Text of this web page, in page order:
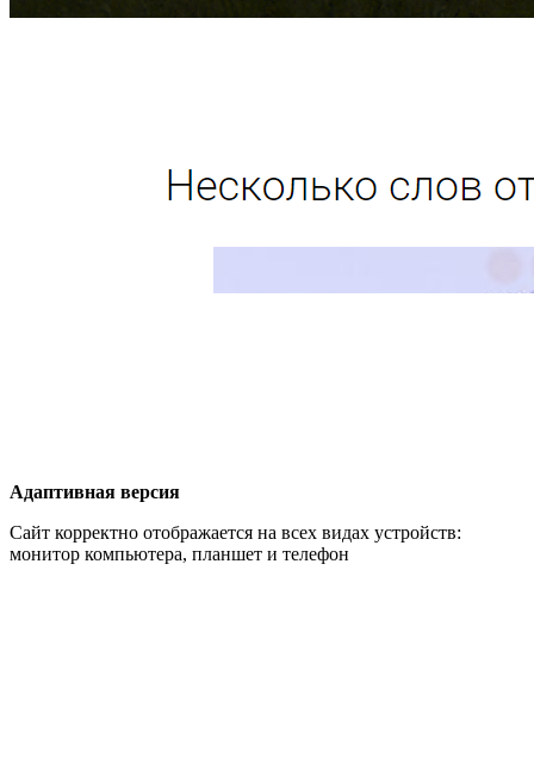
Адаптивная версия
Сайт корректно отображается на всех видах устройств:
монитор компьютера, планшет и телефон